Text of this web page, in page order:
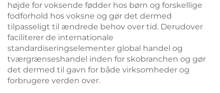
højde for voksende fødder hos børn og forskellige
fodforhold hos voksne og gør det dermed
tilpasseligt til ændrede behov over tid. Derudover
faciliterer de internationale
standardiseringselementer global handel og
tværgrænseshandel inden for skobranchen og gør
det dermed til gavn for både virksomheder og
forbrugere verden over.